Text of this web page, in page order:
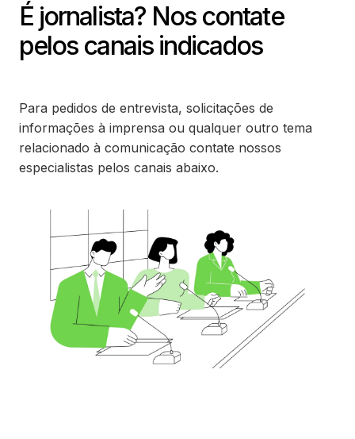
É jornalista? Nos contate
pelos canais indicados
Para pedidos de entrevista, solicitações de
informações à imprensa ou qualquer outro tema
relacionado à comunicação contate nossos
especialistas pelos canais abaixo.